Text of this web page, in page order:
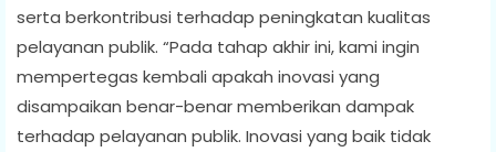
serta berkontribusi terhadap peningkatan kualitas
pelayanan publik. “Pada tahap akhir ini, kami ingin
mempertegas kembali apakah inovasi yang
disampaikan benar-benar memberikan dampak
terhadap pelayanan publik. Inovasi yang baik tidak